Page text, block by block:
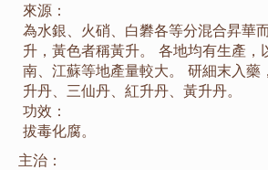
來源：
為水銀、火硝、白礬各等分混合昇華
升，黃色者稱黃升。 各地均有生產，
南、江蘇等地產量較大。 研細末入藥
升丹、三仙丹、紅升丹、黃升丹。
功效：
拔毒化腐。
主治：